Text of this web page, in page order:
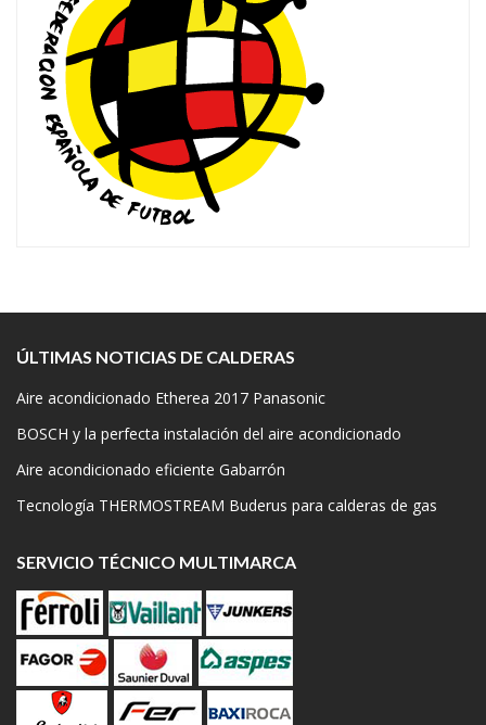
ÚLTIMAS NOTICIAS DE CALDERAS
Aire acondicionado Etherea 2017 Panasonic
BOSCH y la perfecta instalación del aire acondicionado
Aire acondicionado eficiente Gabarrón
Tecnología THERMOSTREAM Buderus para calderas de gas
SERVICIO TÉCNICO MULTIMARCA